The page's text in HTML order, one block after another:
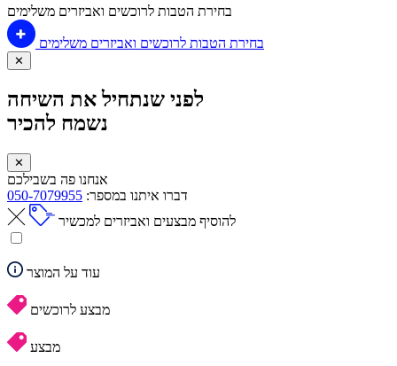
בחירת הטבות לרוכשים ואביזרים משלימים
בחירת הטבות לרוכשים ואביזרים משלימים
✕
לפני שנתחיל את השיחה
נשמח להכיר
✕
אנחנו פה בשבילכם
דברו איתנו במספר: 050-7079955
להוסיף מבצעים ואביזרים למכשיר
עוד על המוצר
מבצע לרוכשים
מבצע